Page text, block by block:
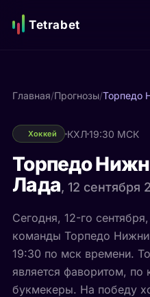
Tetrabet
Главная/Прогнозы/Торпедо
Хоккей КХЛ19:30 МСК
Торпедо
Лада, 12 сентября
Сегодня, 12-го
команды Торпедо
19:30 по мск времени.
является фаворитом, по
букмекеры. На победу